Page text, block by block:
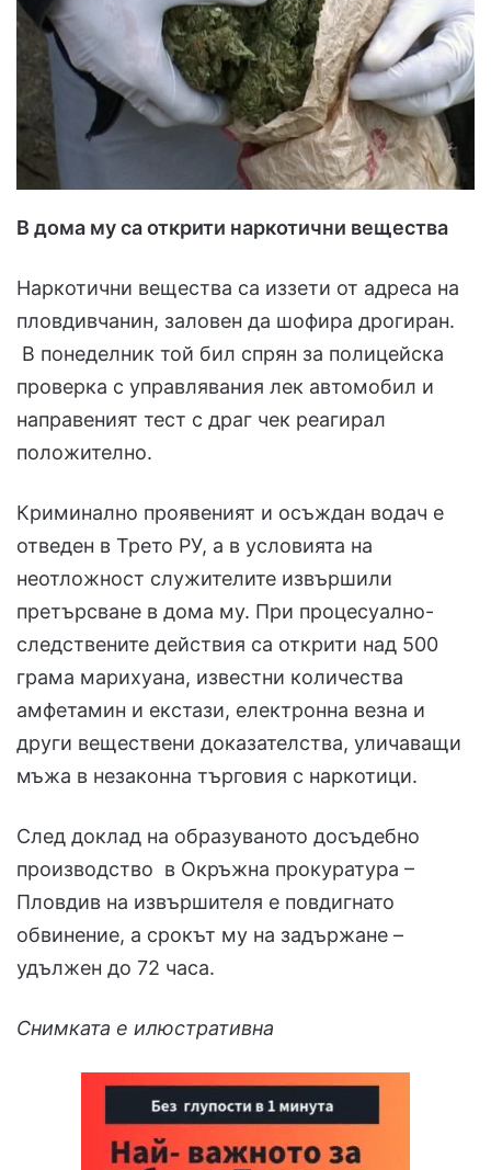
В дома му са открити наркотични вещества
Наркотични вещества са иззети от адреса на
пловдивчанин, заловен да шофира дрогиран.
В понеделник той бил спрян за полицейска
проверка с управлявания лек автомобил и
направеният тест с драг чек реагирал
положително.
Криминално проявеният и осъждан водач е
отведен в Трето РУ, а в условията на
неотложност служителите извършили
претърсване в дома му. При процесуално-
следствените действия са открити над 500
грама марихуана, известни количества
амфетамин и екстази, електронна везна и
други веществени доказателства, уличаващи
мъжа в незаконна търговия с наркотици.
След доклад на образуваното досъдебно
производство в Окръжна прокуратура –
Пловдив на извършителя е повдигнато
обвинение, а срокът му на задържане –
удължен до 72 часа.
Снимката е илюстративна